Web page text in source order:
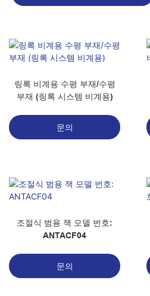
링록 비계용 수평 부재/수평
부재 (링록 시스템 비계용)
문의
조절식 범용 잭 모델 번호:
ANTACF04
문의